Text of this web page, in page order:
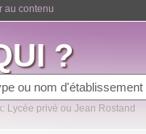
au contenu
?
Lycée privé ou Jean Rostand